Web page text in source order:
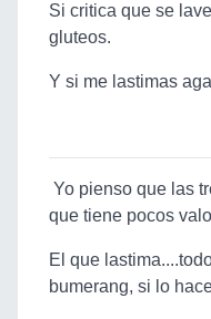
Si critica que se
gluteos.
Y si me lastimas
Yo pienso que las
que tiene pocos
El que
bumerang, si lo